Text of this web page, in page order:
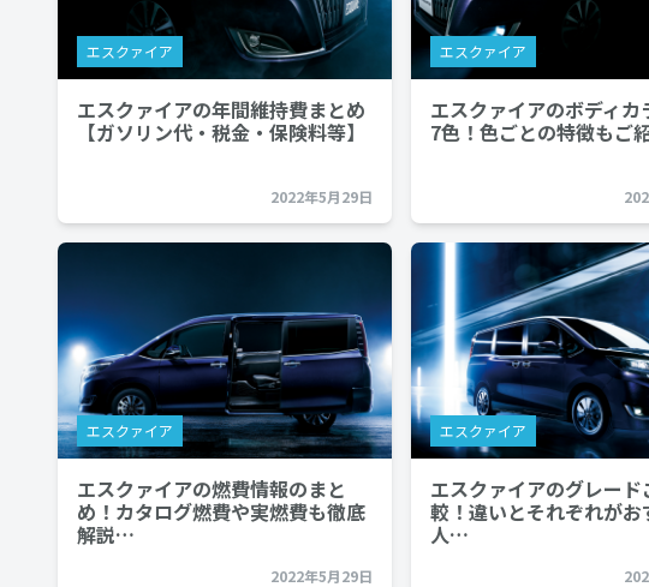
エスクァイア
エスクァイアの年間維持費まとめ
【ガソリン代・税金・保険料等】
2022年5月29日
エスクァイア
エスクァイアのボディカ
7色！色ごとの特徴もご
エスクァイア
エスクァイアの燃費情報のまと
め！カタログ燃費や実燃費も徹底
解説…
2022年5月29日
エスクァイア
エスクァイアのグレード
較！違いとそれぞれがお
人…